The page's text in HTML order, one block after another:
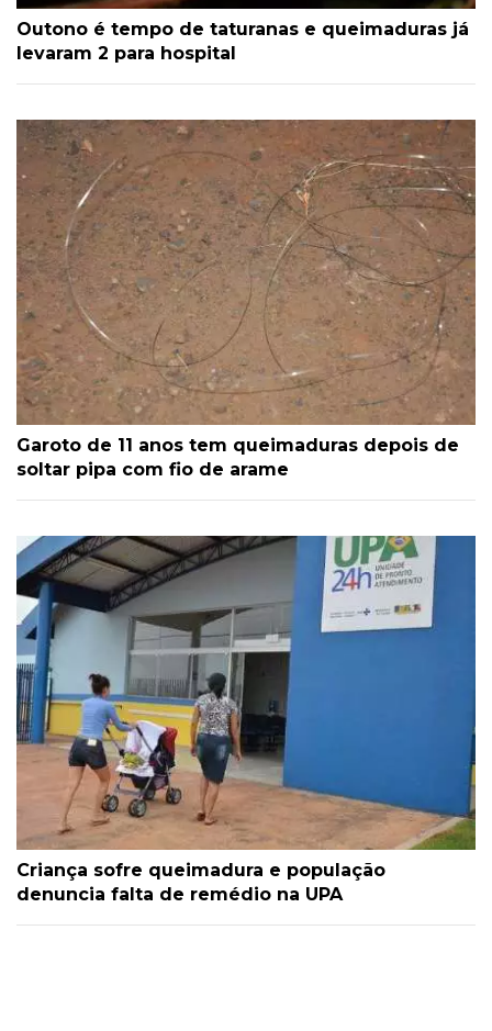
Outono é tempo de taturanas e queimaduras já
levaram 2 para hospital
Garoto de 11 anos tem queimaduras depois de
soltar pipa com fio de arame
Criança sofre queimadura e população
denuncia falta de remédio na UPA